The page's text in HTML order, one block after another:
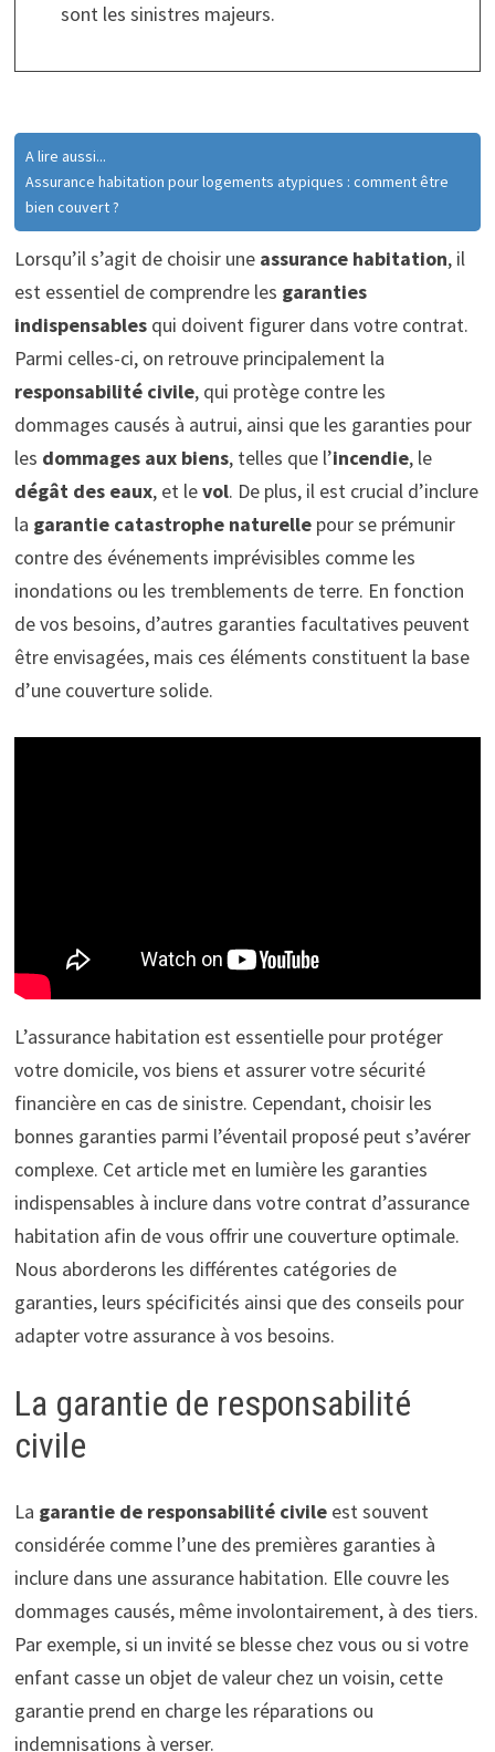
sont les sinistres majeurs.
A lire aussi...
Assurance habitation pour logements atypiques : comment être
bien couvert ?
Lorsqu’il s’agit de choisir une assurance habitation, il
est essentiel de comprendre les garanties
indispensablesqui doivent figurer dans votre contrat.
Parmi celles-ci, on retrouve principalement la
responsabilité civile, qui protège contre les
dommages causés à autrui, ainsi que les garanties pour
les dommages aux biens, telles que l’incendie, le
dégât des eaux, et levol. De plus, il est crucial d’inclure
la garantie catastrophe naturellepour se prémunir
contre des événements imprévisibles comme les
inondations ou les tremblements de terre. En fonction
de vos besoins, d’autres garanties facultatives peuvent
être envisagées, mais ces éléments constituent la base
d’une couverture solide.
L’assurance habitation est essentielle pour protéger
votre domicile, vos biens et assurer votre sécurité
financière en cas de sinistre. Cependant, choisir les
bonnes garanties parmi l’éventail proposé peut s’avérer
complexe. Cet article met en lumière les garanties
indispensables à inclure dans votre contrat d’assurance
habitation afin de vous offrir une couverture optimale.
Nous aborderons les différentes catégories de
garanties, leurs spécificités ainsi que des conseils pour
adapter votre assurance à vos besoins.
La garantie de responsabilité
civile
La garantie de responsabilité civileest souvent
considérée comme l’une des premières garanties à
inclure dans une assurance habitation. Elle couvre les
dommages causés, même involontairement, à des tiers.
Par exemple, si un invité se blesse chez vous ou si votre
enfant casse un objet de valeur chez un voisin, cette
garantie prend en charge les réparations ou
indemnisations à verser.